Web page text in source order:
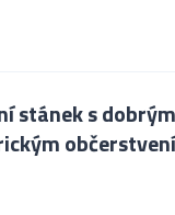
stánek s